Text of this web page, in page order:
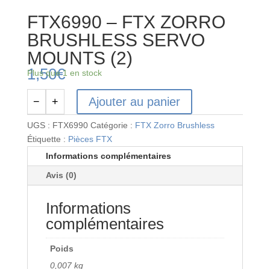
FTX6990 – FTX ZORRO
BRUSHLESS SERVO
MOUNTS (2)
1,50€
Plus que 1 en stock
quantité
de
FTX6990
-
ZORRO
SERVO
− + Ajouter au panier
UGS : FTX6990 Catégorie : FTX Zorro Brushless
Étiquette : Pièces FTX
Informations complémentaires
Avis (0)
Informations
complémentaires
Poids
0,007 kg